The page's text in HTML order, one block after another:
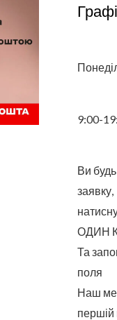
9:00-
Ви
заявку,
ОДИН
Та
поля
Наш
першій